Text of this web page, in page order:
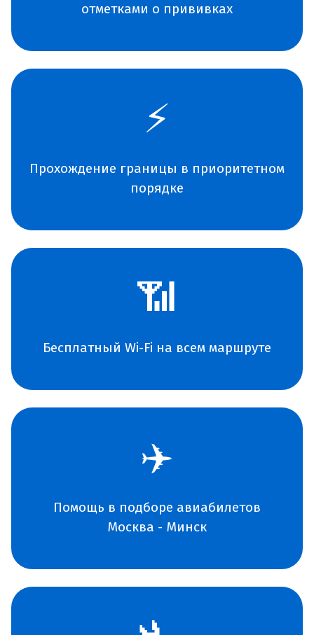
отметками о прививках
⚡
Прохождение границы в приоритетном
порядке
📶
Бесплатный Wi-Fi на всем маршруте
✈️
Помощь в подборе авиабилетов
Москва - Минск